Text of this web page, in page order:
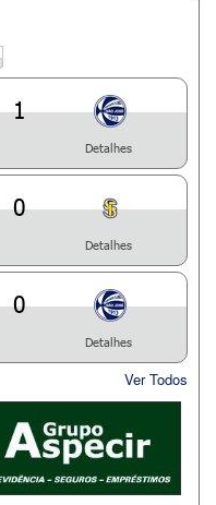
1
Detalhes
0
Detalhes
0
Detalhes
Ver Todos